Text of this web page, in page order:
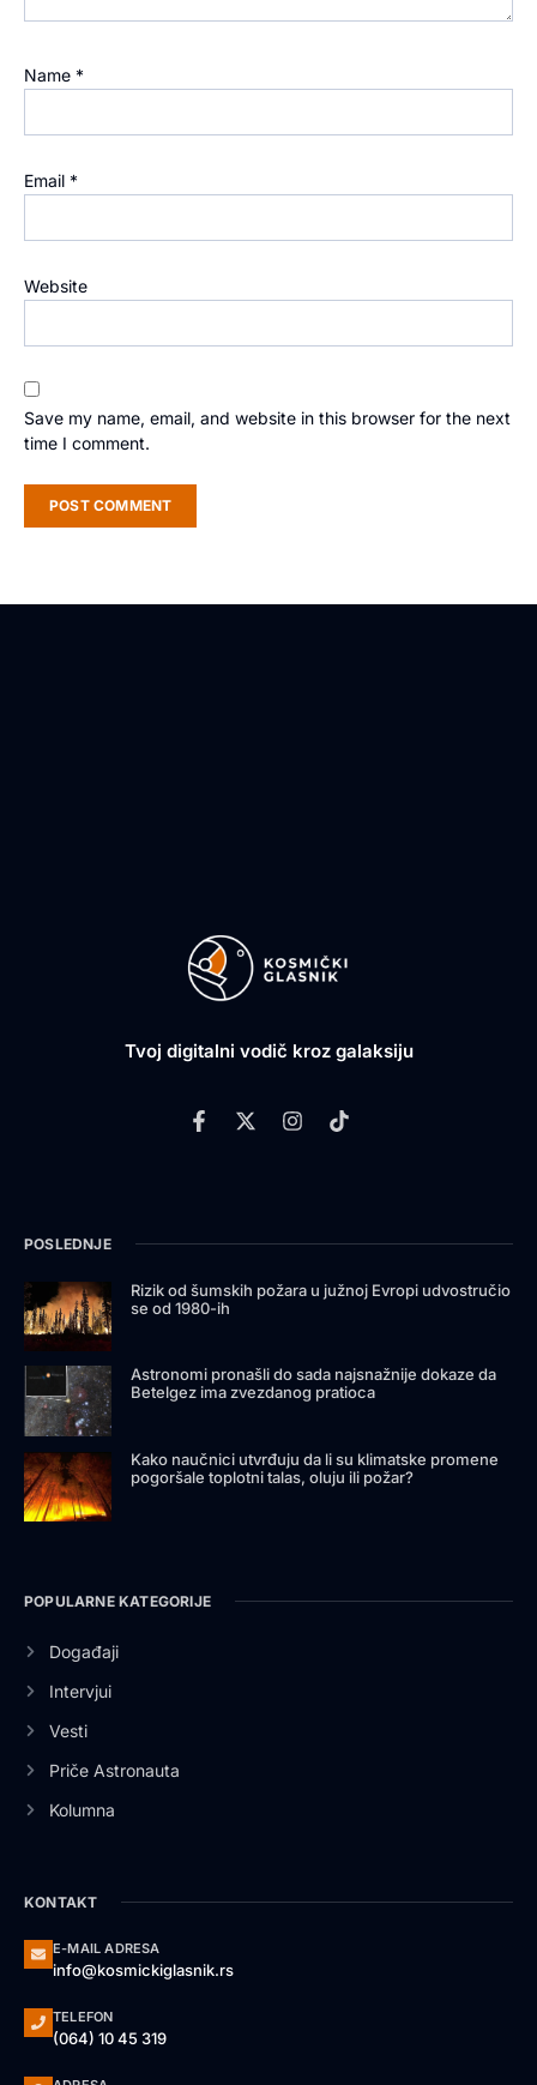
Name *
Email *
Website
Save my name, email, and website in this browser for the next
time I comment.
Tvoj digitalni vodič kroz galaksiju
POSLEDNJE
Rizik od šumskih požara u južnoj Evropi udvostručio
se od 1980-ih
Astronomi pronašli do sada najsnažnije dokaze da
Betelgez ima zvezdanog pratioca
Kako naučnici utvrđuju da li su klimatske promene
pogoršale toplotni talas, oluju ili požar?
POPULARNE KATEGORIJE
Događaji
Intervjui
Vesti
Priče Astronauta
Kolumna
KONTAKT
E-MAIL ADRESA
info@kosmickiglasnik.rs
TELEFON
(064) 10 45 319